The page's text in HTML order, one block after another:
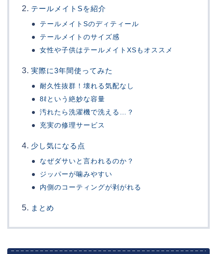
テールメイトSを紹介
テールメイトSのディティール
テールメイトのサイズ感
女性や子供はテールメイトXSもオススメ
実際に3年間使ってみた
耐久性抜群！壊れる気配なし
8ℓという絶妙な容量
汚れたら洗濯機で洗える…？
充実の修理サービス
少し気になる点
なぜダサいと言われるのか？
ジッパーが噛みやすい
内側のコーティングが剥がれる
まとめ